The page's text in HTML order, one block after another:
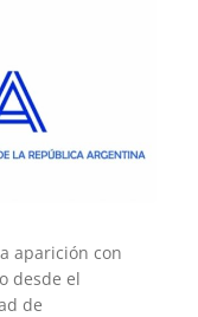
aparición con
desde el
de